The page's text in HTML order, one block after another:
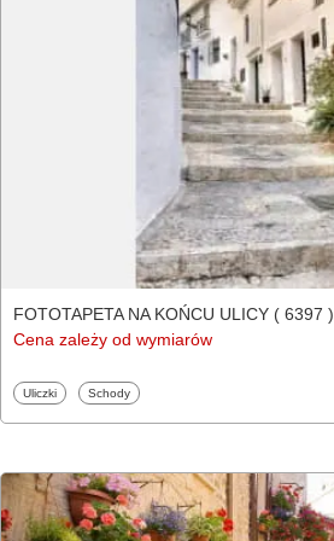
FOTOTAPETA NA KOŃCU ULICY ( 6397 )
Cena zależy od wymiarów
Fototapety
Uliczki Fototapety
Schody